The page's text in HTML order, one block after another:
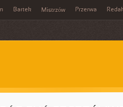
Bartek Mistrzów Przerwa